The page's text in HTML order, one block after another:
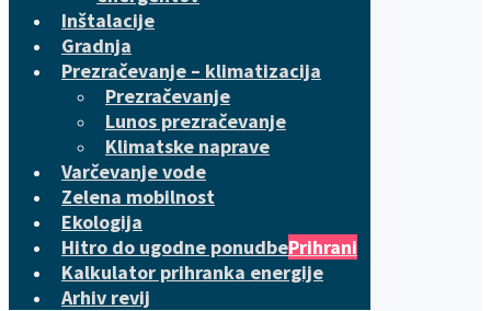
Inštalacije
Gradnja
Prezračevanje – klimatizacija
Prezračevanje
Lunos prezračevanje
Klimatske naprave
Varčevanje vode
Zelena mobilnost
Ekologija
Hitro do ugodne ponudbePrihrani
Kalkulator prihranka energije
Arhiv revij